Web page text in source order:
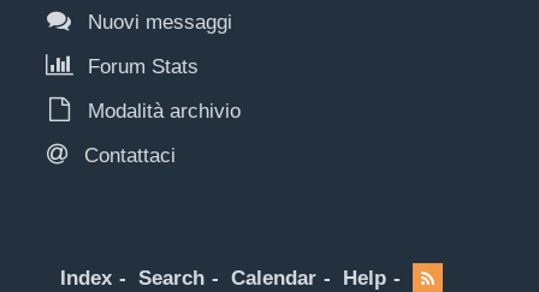
Nuovi messaggi
Forum Stats
Modalità archivio
Contattaci
Index Search Calendar Help